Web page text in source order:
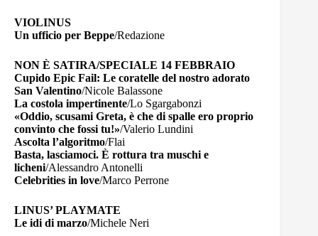
VIOLINUS
Un ufficio per Beppe/Redazione
NON È SATIRA/SPECIALE 14 FEBBRAIO
Cupido Epic Fail: Le coratelle del nostro adorato
San Valentino/Nicole Balassone
La costola impertinente/Lo Sgargabonzi
«Oddio, scusami Greta, è che di spalle ero proprio
convinto che fossi tu!»/Valerio Lundini
Ascolta l’algoritmo/Flai
Basta, lasciamoci. È rottura tra muschi e
licheni/Alessandro Antonelli
Celebrities in love/Marco Perrone
LINUS’ PLAYMATE
Le idi di marzo/Michele Neri